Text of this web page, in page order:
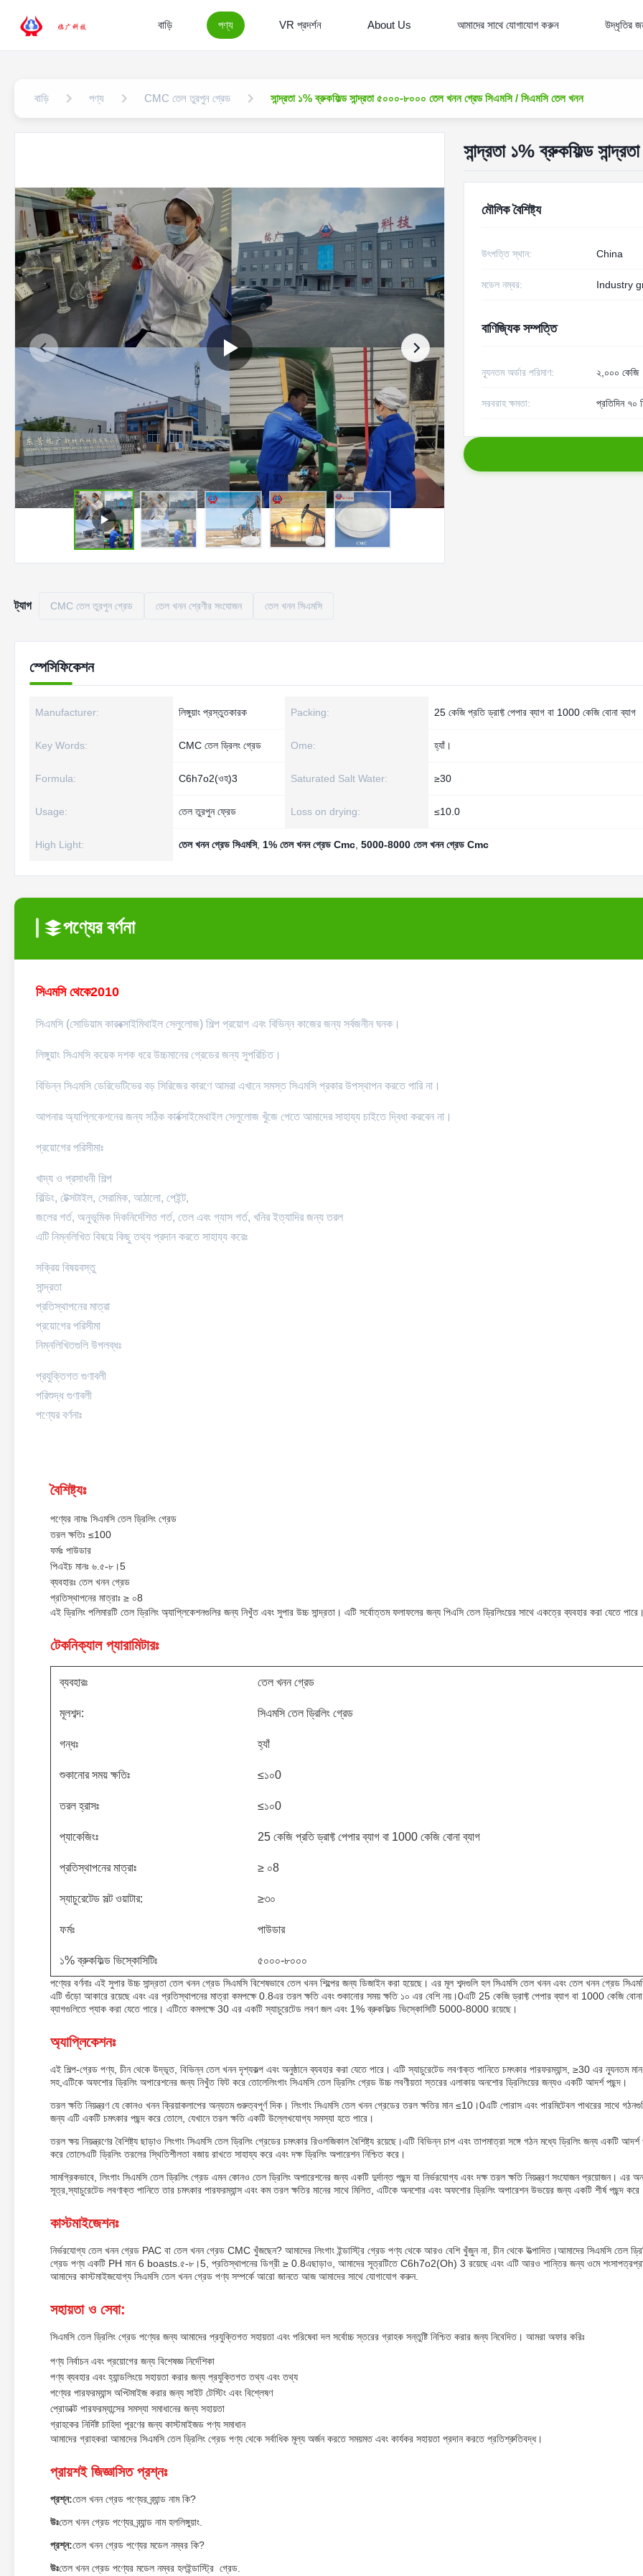
বাড়ি পণ্য VR প্রদর্শন About Us আমাদের সাথে যোগাযোগ করুন উদ্ধৃতির
বাড়ি পণ্য CMC তেল তুরপুন গ্রেড সান্দ্রতা ১% ব্রুকফিল্ড সান্দ্রতা ৫০০০-৮০০০ তেল খনন গ্রেড সিএমসি / সিএমসি তেল খনন
সান্দ্রতা ১% ব্রুকফিল্ড
মৌলিক বৈশিষ্ট্য
উৎপত্তি স্থান: China
মডেল নম্বর: Industry
বাণিজ্যিক সম্পত্তি
ন্যূনতম অর্ডার পরিমাণ: ২,০০০ কেজি
সরবরাহ ক্ষমতা: প্রতিদিন ৭০
ট্যাগ CMC তেল তুরপুন গ্রেড তেল খনন শ্রেণীর সংযোজন তেল খনন সিএমসি
স্পেসিফিকেশন
Manufacturer: লিঙ্গুয়াং প্রস্তুতকারক Packing: 25 কেজি প্রতি ড্রাফ্ট পেপার ব্যাগ বা 1000 কেজি বোনা ব্যাগ
Key Words: CMC তেল ড্রিলং গ্রেড Ome: হ্যাঁ।
Formula: C6h7o2(ওহ)3 Saturated Salt Water: ≥30
Usage: তেল তুরপুন ফ্রেড Loss on drying: ≤10.0
High Light: তেল খনন গ্রেড সিএমসি, 1% তেল খনন গ্রেড Cmc 5000-8000 তেল খনন গ্রেড Cmc
পণ্যের বর্ণনা
সিএমসি থেকে2010
সিএমসি (সোডিয়াম কারবক্সাইমিথাইল সেলুলোজ) শিল্প প্রয়োগ এবং বিভিন্ন কাজের জন্য সর্বজনীন ঘনক।
লিঙ্গুয়াং সিএমসি কয়েক দশক ধরে উচ্চমানের গ্রেডের জন্য সুপরিচিত।
বিভিন্ন সিএমসি ডেরিভেটিভের বড় সিরিজের কারণে আমরা এখানে সমস্ত সিএমসি প্রকার উপস্থাপন করতে পারি না।
আপনার অ্যাপ্লিকেশনের জন্য সঠিক কার্বক্সাইমেথাইল সেলুলোজ খুঁজে পেতে আমাদের সাহায্য চাইতে দ্বিধা করবেন না।
প্রয়োগের পরিসীমাঃ
খাদ্য ও প্রসাধনী শিল্প
বিল্ডিং, টেক্সটাইল, সেরামিক, আঠালো, পেইন্ট,
জলের গর্ত, অনুভূমিক দিকনির্দেশিত গর্ত, তেল এবং গ্যাস গর্ত, খনির ইত্যাদির জন্য তরল
এটি নিম্নলিখিত বিষয়ে কিছু তথ্য প্রদান করতে সাহায্য করেঃ
সক্রিয় বিষয়বস্তু
সান্দ্রতা
প্রতিস্থাপনের মাত্রা
প্রয়োগের পরিসীমা
নিম্নলিখিতগুলি উপলব্ধঃ
প্রযুক্তিগত গুণাবলী
পরিশুদ্ধ গুণাবলী
পণ্যের বর্ণনাঃ
বৈশিষ্ট্যঃ
পণ্যের নামঃ সিএমসি তেল ড্রিলিং গ্রেড
তরল ক্ষতিঃ ≤100
ফর্মঃ পাউডার
পিএইচ মানঃ ৬.৫-৮।5
ব্যবহারঃ তেল খনন গ্রেড
প্রতিস্থাপনের মাত্রাঃ ≥ ০8
এই ড্রিলিং পলিমারটি তেল ড্রিলিং অ্যাপ্লিকেশনগুলির জন্য নিখুঁত এবং সুপার উচ্চ সান্দ্রতা। এটি সর্বোত্তম ফলাফলের জন্য পিএসি তেল ড্রিলিংয়ের সাথে একত্রে ব্যবহার করা যেতে
টেকনিক্যাল প্যারামিটারঃ
ব্যবহারঃ তেল খনন গ্রেড
মূলশব্দ: সিএমসি তেল ড্রিলিং গ্রেড
গন্ধঃ হ্যাঁ
শুকানোর সময় ক্ষতিঃ ≤১০0
তরল হ্রাসঃ ≤১০0
প্যাকেজিংঃ 25 কেজি প্রতি ড্রাফ্ট পেপার ব্যাগ বা 1000 কেজি বোনা ব্যাগ
প্রতিস্থাপনের মাত্রাঃ ≥ ০8
স্যাচুরেটেড সল্ট ওয়াটার: ≥৩০
ফর্মঃ পাউডার
১% ব্রুকফিল্ড ভিস্কোসিটিঃ ৫০০০-৮০০০
পণ্যের বর্ণনাঃ এই সুপার উচ্চ সান্দ্রতা তেল খনন গ্রেড সিএমসি বিশেষভাবে তেল খনন শিল্পের জন্য ডিজাইন করা হয়েছে। এর মূল শব্দগুলি হল সিএমসি তেল খনন এবং তেল খনন গ্রেড
এটি গুঁড়ো আকারে রয়েছে এবং এর প্রতিস্থাপনের মাত্রা কমপক্ষে 0.8এর তরল ক্ষতি এবং শুকানোর সময় ক্ষতি ১০ এর বেশি নয়।0এটি 25 কেজি ড্রাফ্ট পেপার ব্যাগ বা 1000 কেজি বোনা
ব্যাগগুলিতে প্যাক করা যেতে পারে। এটিতে কমপক্ষে 30 এর একটি স্যাচুরেটেড লবণ জল এবং 1% ব্রুকফিল্ড ভিস্কোসিটি 5000-8000 রয়েছে।
অ্যাপ্লিকেশনঃ
এই শিল্প-গ্রেড পণ্য, চীন থেকে উদ্ভূত, বিভিন্ন তেল খনন দৃশ্যকল্প এবং অনুষ্ঠানে ব্যবহার করা যেতে পারে। এটি স্যাচুরেটেড লবণাক্ত পানিতে চমৎকার পারফরম্যান্স, ≥30 এর ন্যূনতম মান
সহ,এটিকে অফশোর ড্রিলিং অপারেশনের জন্য নিখুঁত ফিট করে তোলেলিংগাং সিএমসি তেল ড্রিলিং গ্রেড উচ্চ লবণীয়তা স্তরের এলাকায় অনশোর ড্রিলিংয়ের জন্যও একটি আদর্শ পছন্দ।
তরল ক্ষতি নিয়ন্ত্রণ যে কোনও খনন ক্রিয়াকলাপের অন্যতম গুরুত্বপূর্ণ দিক। লিংগাং সিএমসি তেল খনন গ্রেডের তরল ক্ষতির মান ≤10।0এটি পোরাস এবং পারমিটেবল পাথরের সাথে
জন্য এটি একটি চমৎকার পছন্দ করে তোলে, যেখানে তরল ক্ষতি একটি উল্লেখযোগ্য সমস্যা হতে পারে।
তরল ক্ষয় নিয়ন্ত্রণের বৈশিষ্ট্য ছাড়াও লিংগাং সিএমসি তেল ড্রিলিং গ্রেডের চমৎকার রিওলজিকাল বৈশিষ্ট্য রয়েছে।এটি বিভিন্ন চাপ এবং তাপমাত্রা সঙ্গে গঠন মধ্যে ড্রিলিং জন্য একটি আদর্শ
করে তোলেএটি ড্রিলিং তরলের স্থিতিশীলতা বজায় রাখতে সাহায্য করে এবং দক্ষ ড্রিলিং অপারেশন নিশ্চিত করে।
সামগ্রিকভাবে, লিংগাং সিএমসি তেল ড্রিলিং গ্রেড এমন কোনও তেল ড্রিলিং অপারেশনের জন্য একটি দুর্দান্ত পছন্দ যা নির্ভরযোগ্য এবং দক্ষ তরল ক্ষতি নিয়ন্ত্রণ সংযোজন প্রয়োজন। এর
সূত্র,স্যাচুরেটেড লবণাক্ত পানিতে তার চমৎকার পারফরম্যান্স এবং কম তরল ক্ষতির মানের সাথে মিলিত, এটিকে অনশোর এবং অফশোর ড্রিলিং অপারেশন উভয়ের জন্য একটি শীর্ষ পছন্দ
কাস্টমাইজেশনঃ
নির্ভরযোগ্য তেল খনন গ্রেড PAC বা তেল খনন গ্রেড CMC খুঁজছেন? আমাদের লিংগাং ইন্ডাস্ট্রি গ্রেড পণ্য থেকে আরও বেশি খুঁজুন না, চীন থেকে উত্পাদিত।আমাদের সিএমসি তেল
গ্রেড পণ্য একটি PH মান 6 boasts.৫-৮।5, প্রতিস্থাপনের ডিগ্রী ≥ 0.8এছাড়াও, আমাদের সূত্রটিতে C6h7o2(Oh) 3 রয়েছে এবং এটি আরও শান্তির জন্য ওমে
আমাদের কাস্টমাইজযোগ্য সিএমসি তেল খনন গ্রেড পণ্য সম্পর্কে আরো জানতে আজ আমাদের সাথে যোগাযোগ করুন.
সহায়তা ও সেবা:
সিএমসি তেল ড্রিলিং গ্রেড পণ্যের জন্য আমাদের প্রযুক্তিগত সহায়তা এবং পরিষেবা দল সর্বোচ্চ স্তরের গ্রাহক সন্তুষ্টি নিশ্চিত করার জন্য নিবেদিত। আমরা অফার করিঃ
পণ্য নির্বাচন এবং প্রয়োগের জন্য বিশেষজ্ঞ নির্দেশিকা
পণ্য ব্যবহার এবং হ্যান্ডলিংয়ে সহায়তা করার জন্য প্রযুক্তিগত তথ্য এবং তথ্য
পণ্যের পারফরম্যান্স অপ্টিমাইজ করার জন্য সাইট টেস্টিং এবং বিশ্লেষণ
প্রোডাক্ট পারফরম্যান্সের সমস্যা সমাধানের জন্য সহায়তা
গ্রাহকের নির্দিষ্ট চাহিদা পূরণের জন্য কাস্টমাইজড পণ্য সমাধান
আমাদের গ্রাহকরা আমাদের সিএমসি তেল ড্রিলিং গ্রেড পণ্য থেকে সর্বাধিক মূল্য অর্জন করতে সময়মত এবং কার্যকর সহায়তা প্রদান করতে প্রতিশ্রুতিবদ্ধ।
প্রায়শই জিজ্ঞাসিত প্রশ্নঃ
প্রশ্ন:তেল খনন গ্রেড পণ্যের ব্র্যান্ড নাম কি?
উঃতেল খনন গ্রেড পণ্যের ব্র্যান্ড নাম হললিঙ্গুয়াং
প্রশ্ন:তেল খনন গ্রেড পণ্যের মডেল নম্বর কি?
উঃতেল খনন গ্রেড পণ্যের মডেল নম্বর হলইন্ডাস্ট্রি গ্রেড